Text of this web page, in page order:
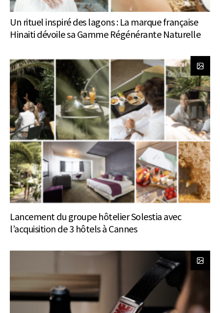
Un rituel inspiré des lagons : La marque française
Hinaiti dévoile sa Gamme Régénérante Naturelle
Lancement du groupe hôtelier Solestia avec
l’acquisition de 3 hôtels à Cannes